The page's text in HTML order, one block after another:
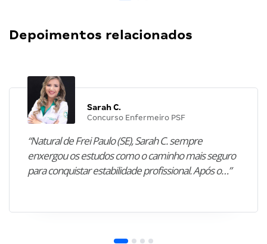
Depoimentos relacionados
Sarah C.
Concurso Enfermeiro PSF
“Natural de Frei Paulo (SE), Sarah C. sempre
enxergou os estudos como o caminho mais seguro
para conquistar estabilidade profissional. Após o…”